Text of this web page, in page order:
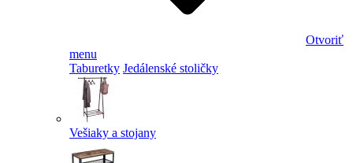
Otvoriť
menu
Taburetky Jedálenské stoličky
Vešiaky a stojany